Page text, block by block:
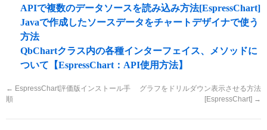
APIで複数のデータソースを読み込み方法[EspressChart]
Javaで作成したソースデータをチャートデザイナで使う
方法
QbChartクラス内の各種インターフェイス、メソッドに
ついて【EspressChart：API使用方法】
← EspressChart評価版インストール手
順
グラフをドリルダウン表示させる方法
[EspressChart] →